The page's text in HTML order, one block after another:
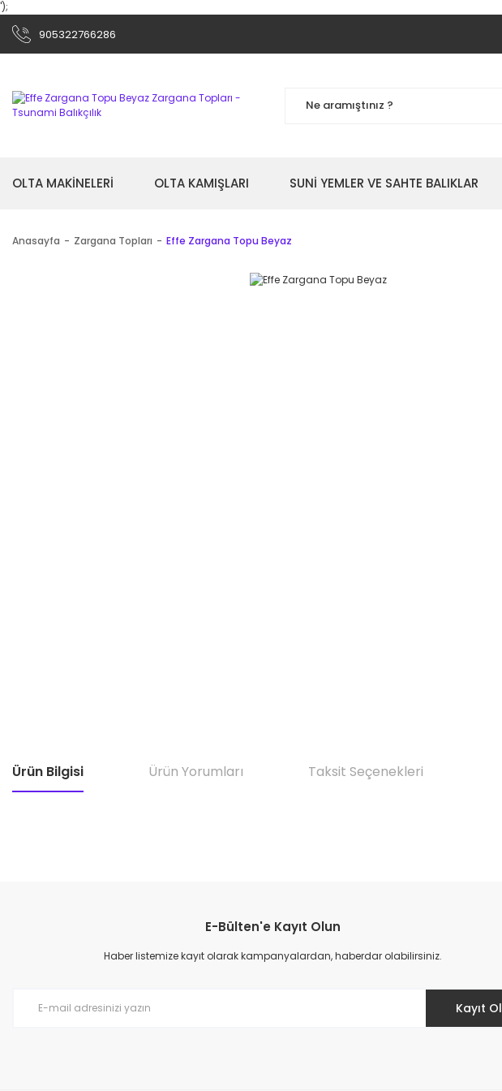
');
905322766286
OLTA MAKİNELERİ OLTA KAMIŞLARI SUNİ YEMLER VE SAHTE BALIKLAR
Anasayfa Zargana Topları Effe Zargana Topu Beyaz
Ürün Bilgisi Ürün Yorumları Taksit Seçenekleri
E-Bülten'e Kayıt Olun
Haber listemize kayıt olarak kampanyalardan, haberdar olabilirsiniz.
Kayıt Ol